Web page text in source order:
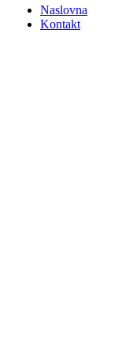
Naslovna
Kontakt